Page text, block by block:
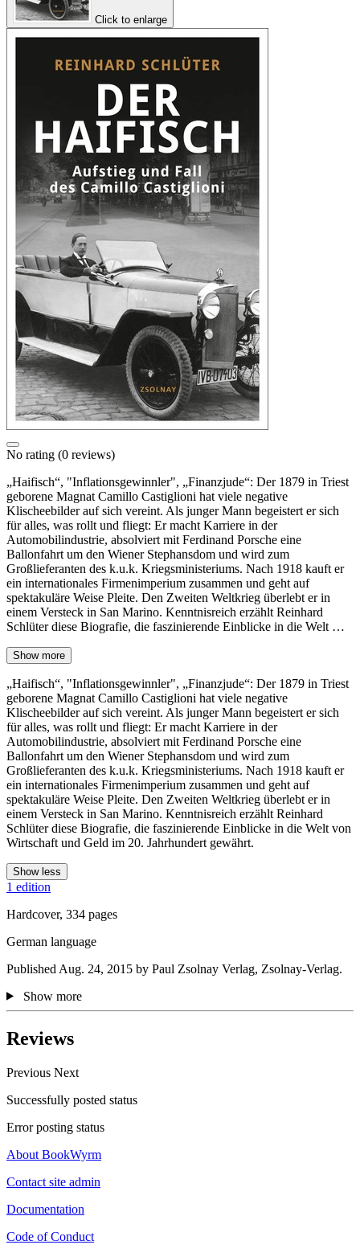
Click to enlarge
No rating (0 reviews)
„Haifisch“, "Inflationsgewinnler", „Finanzjude“: Der 1879 in Triest
geborene Magnat Camillo Castiglioni hat viele negative
Klischeebilder auf sich vereint. Als junger Mann begeistert er sich
für alles, was rollt und fliegt: Er macht Karriere in der
Automobilindustrie, absolviert mit Ferdinand Porsche eine
Ballonfahrt um den Wiener Stephansdom und wird zum
Großlieferanten des k.u.k. Kriegsministeriums. Nach 1918 kauft er
ein internationales Firmenimperium zusammen und geht auf
spektakuläre Weise Pleite. Den Zweiten Weltkrieg überlebt er in
einem Versteck in San Marino. Kenntnisreich erzählt Reinhard
Schlüter diese Biografie, die faszinierende Einblicke in die Welt …
Show more
„Haifisch“, "Inflationsgewinnler", „Finanzjude“: Der 1879 in Triest
geborene Magnat Camillo Castiglioni hat viele negative
Klischeebilder auf sich vereint. Als junger Mann begeistert er sich
für alles, was rollt und fliegt: Er macht Karriere in der
Automobilindustrie, absolviert mit Ferdinand Porsche eine
Ballonfahrt um den Wiener Stephansdom und wird zum
Großlieferanten des k.u.k. Kriegsministeriums. Nach 1918 kauft er
ein internationales Firmenimperium zusammen und geht auf
spektakuläre Weise Pleite. Den Zweiten Weltkrieg überlebt er in
einem Versteck in San Marino. Kenntnisreich erzählt Reinhard
Schlüter diese Biografie, die faszinierende Einblicke in die Welt von
Wirtschaft und Geld im 20. Jahrhundert gewährt.
Show less
1 edition
Hardcover, 334 pages
German language
Published Aug. 24, 2015 by Paul Zsolnay Verlag, Zsolnay-Verlag.
Show more
Reviews
Previous Next
Successfully posted status
Error posting status
About BookWyrm
Contact site admin
Documentation
Code of Conduct